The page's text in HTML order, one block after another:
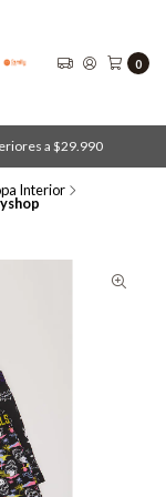
0
a $29.990
Interior